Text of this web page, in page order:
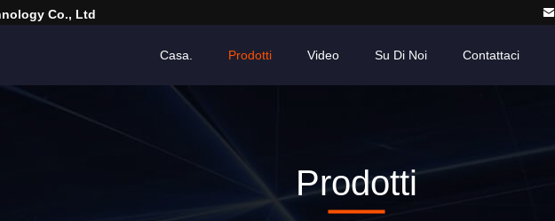
Co., Ltd
Casa. Prodotti Video Su Di Noi Contattaci
Prodotti